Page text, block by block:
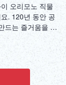
오리모노 직물
. 120년 동안 공
드는 즐거움을 만
성한 도쿄 타마
니다. 이 독특한
을 만드는 장인
하게 될 것입니